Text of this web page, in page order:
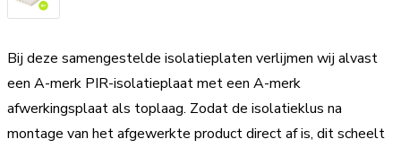
Bij deze samengestelde isolatieplaten verlijmen wij alvast
een A-merk PIR-isolatieplaat met een A-merk
afwerkingsplaat als toplaag. Zodat de isolatieklus na
montage van het afgewerkte product direct af is, dit scheelt